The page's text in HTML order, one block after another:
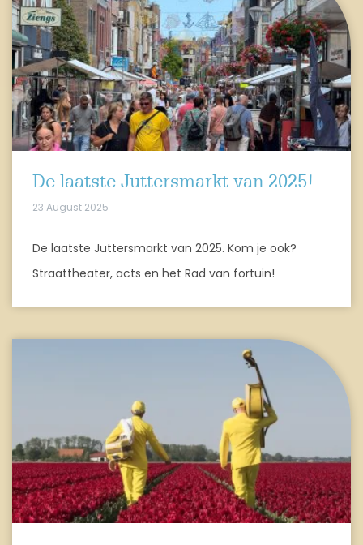
De laatste Juttersmarkt van 2025!
23 August 2025
De laatste Juttersmarkt van 2025. Kom je ook?
Straattheater, acts en het Rad van fortuin!